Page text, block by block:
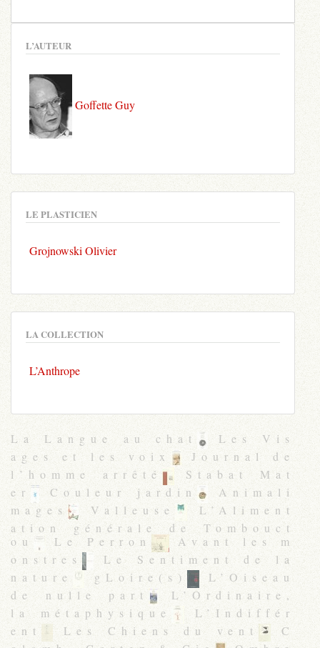
L’AUTEUR
Goffette Guy
LE PLASTICIEN
Grojnowski Olivier
LA COLLECTION
L’Anthrope
La Langue au chat
Les Vis
ages et les voix
Journal de
l’homme arrêté
Stabat Mat
er
Couleur jardin
Animali
mages
Valleuse
L’Aliment
ation générale de Tombouct
ou
Le Perron
Avant les m
onstres
Le Sentiment de la
nature
gLoire(s)
L’Oiseau
de nulle part
L’Ordinaire,
la métaphysique
L’Indiffér
ent
Les Chiens du vent
C